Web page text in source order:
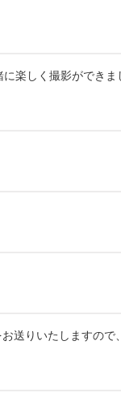
楽しく撮影ができま
送りいたしますので